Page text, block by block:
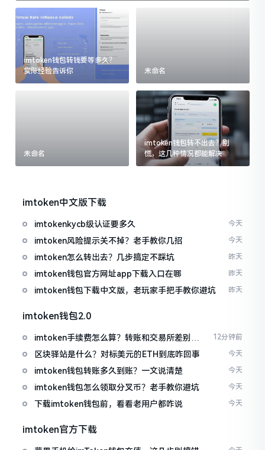
imtoken钱包转钱要等多久？
实际经验告诉你
未命名
未命名
imtoken钱包转不出去？别
慌，这几种情况都能解决
imtoken中文版下载
imtokenkycb级认证要多久 今天
imtoken风险提示关不掉？老手教你几招 今天
imtoken怎么转出去？几步搞定不踩坑 昨天
imtoken钱包官方网址app下载入口在哪 昨天
imtoken钱包下载中文版，老玩家手把手教你避坑 昨天
imtoken钱包2.0
imtoken手续费怎么算？转账和交易所差别大
了
12分钟前
区块驿站是什么？对标美元的ETH到底咋回事 今天
imtoken钱包转账多久到账？一文说清楚 今天
imtoken钱包怎么领取分叉币？老手教你避坑 今天
下载imtoken钱包前，看看老用户都咋说 今天
imtoken官方下载